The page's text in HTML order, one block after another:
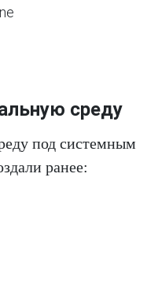
среду
под системным
ранее: